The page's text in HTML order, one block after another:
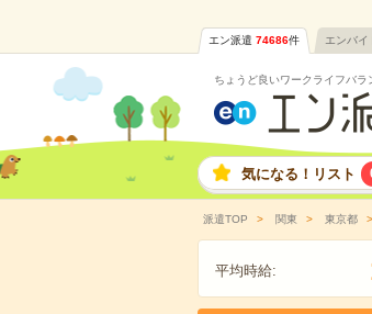
エン派遣 74686件 エンバイ
ちょうど良いワークライフバラ
気になる！リスト
派遣TOP 関東 東京都
平均時給: